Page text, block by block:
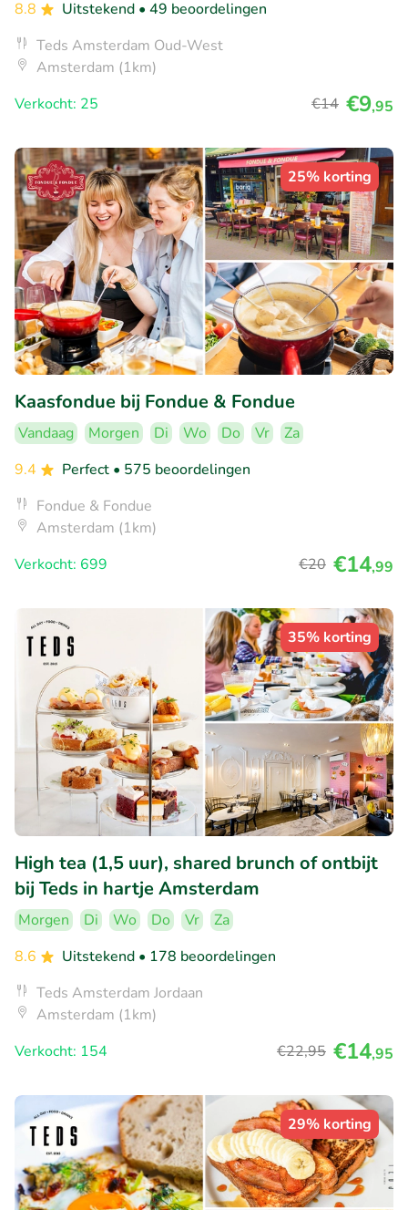
8.8 Uitstekend • 49 beoordelingen
Teds Amsterdam Oud-West
Amsterdam (1km)
Verkocht: 25
€14 €9,95
25% korting
Kaasfondue bij Fondue & Fondue
Vandaag Morgen Di Wo Do Vr
Za
9.4
Perfect • 575 beoordelingen
Fondue & Fondue
Amsterdam (1km)
Verkocht: 699
€20 €14,99
35% korting
High tea (1,5 uur), shared brunch of ontbijt
bij Teds in hartje Amsterdam
Morgen Di Wo Do Vr
Za
8.6
Uitstekend • 178 beoordelingen
Teds Amsterdam Jordaan
Amsterdam (1km)
Verkocht: 154
€22,95 €14,95
29% korting